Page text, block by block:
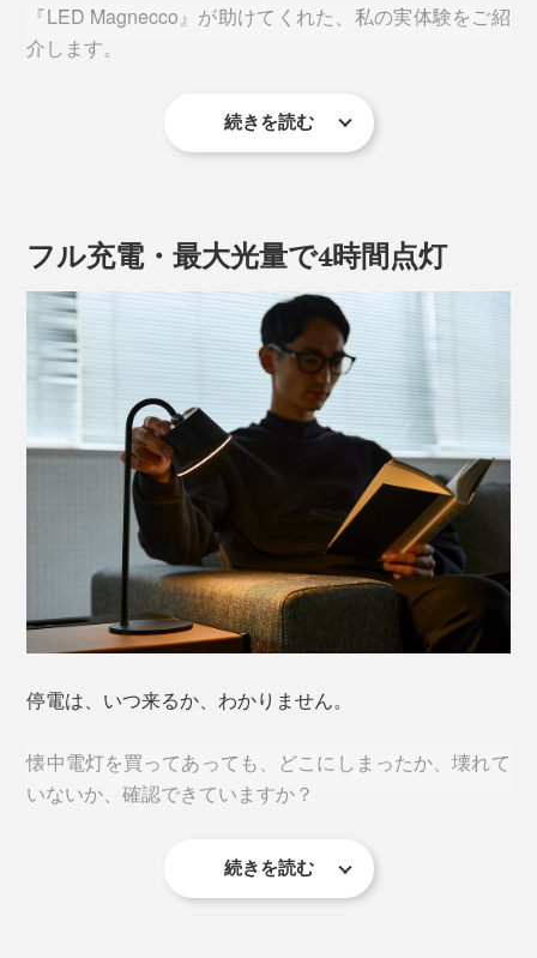
読んでいる本、パソコンの画面、子どものお絵描き帳、
す。
『LED Magnecco』が助けてくれた、私の実体験をご紹
介します。
2023年7月10日の夜9時頃。激しい雷雨が続いていまし
たが、それまでより、明らかに大きな「バーン」という
雷の音が。
同時に、音もなく、家中の電気が、近所の家の照明が、
街灯が、一瞬で消えました。
続きを読む
フル充電・最大光量で4時間点灯
停電は、いつ来るか、わかりません。
懐中電灯を買ってあっても、どこにしまったか、壊れて
いないか、確認できていますか？
『LED Magnecco』なら、ふだんから、デスクランプや
続きを読む